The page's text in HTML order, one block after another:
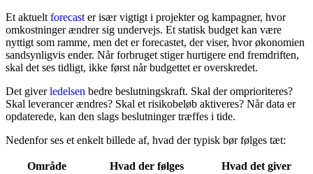
Et aktuelt forecast er især vigtigt i projekter og kampagner, hvor
omkostninger ændrer sig undervejs. Et statisk budget kan være
nyttigt som ramme, men det er forecastet, der viser, hvor økonomien
sandsynligvis ender. Når forbruget stiger hurtigere end fremdriften,
skal det ses tidligt, ikke først når budgettet er overskredet.
Det giverledelsen bedre beslutningskraft. Skal der omprioriteres?
Skal leverancer ændres? Skal et risikobeløb aktiveres? Når data er
opdaterede, kan den slags beslutninger træffes i tide.
Nedenfor ses et enkelt billede af, hvad der typisk bør følges tæt:
Område Hvad der følges Hvad det giver